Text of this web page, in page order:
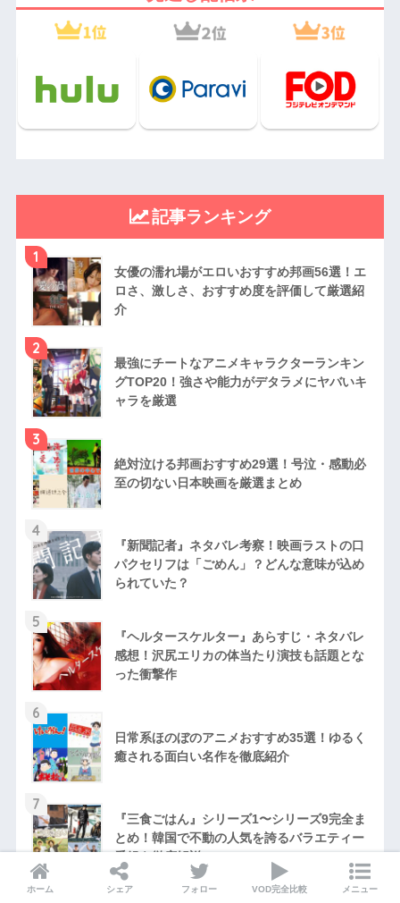
記事ランキング
1
女優の濡れ場がエロいおすすめ邦画56選！エ
ロさ、激しさ、おすすめ度を評価して厳選紹
介
2
最強にチートなアニメキャラクターランキン
グTOP20！強さや能力がデタラメにヤバいキ
ャラを厳選
3
絶対泣ける邦画おすすめ29選！号泣・感動必
至の切ない日本映画を厳選まとめ
4
『新聞記者』ネタバレ考察！映画ラストの口
パクセリフは「ごめん」？どんな意味が込め
られていた？
5
『ヘルタースケルター』あらすじ・ネタバレ
感想！沢尻エリカの体当たり演技も話題とな
った衝撃作
6
日常系ほのぼのアニメおすすめ35選！ゆるく
癒される面白い名作を徹底紹介
7
『三食ごはん』シリーズ1〜シリーズ9完全ま
とめ！韓国で不動の人気を誇るバラエティー
番組を徹底解説
8
ホーム シェア フォロー VOD完全比較 メニュー